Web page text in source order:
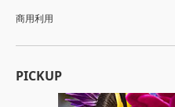
商用利用
PICKUP